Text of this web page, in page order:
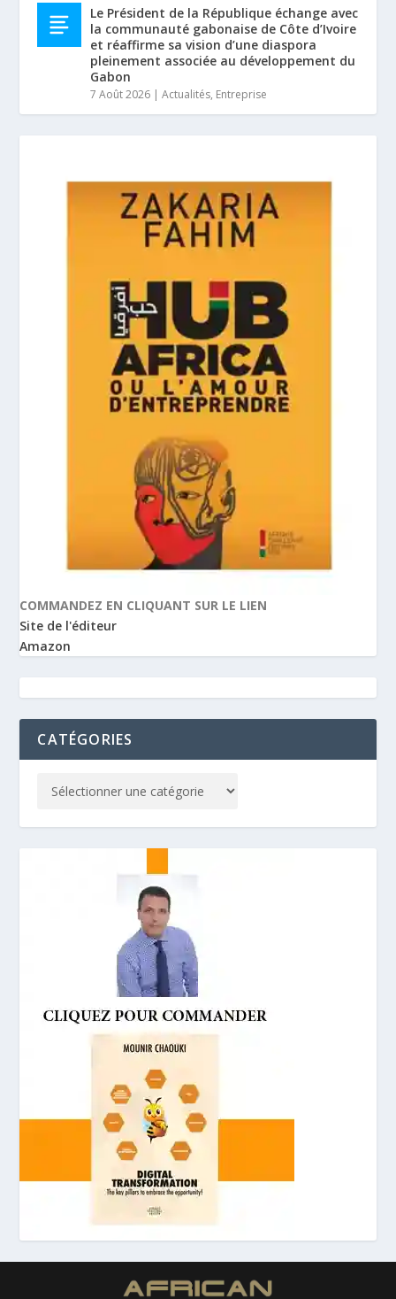
Le Président de la République échange avec
la communauté gabonaise de Côte d’Ivoire
et réaffirme sa vision d’une diaspora
pleinement associée au développement du
Gabon
7 Août 2026 |Actualités, Entreprise
COMMANDEZ EN CLIQUANT SUR LE LIEN
Site de l'éditeur
Amazon
CATÉGORIES